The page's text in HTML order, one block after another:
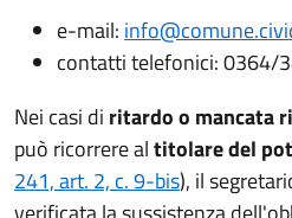
e-mail:
contatti telefonici: 0364/
Nei casi di ritardo o mancata
può ricorrere altitolare del
241, art. 2, c. 9-bis(apre in
), il